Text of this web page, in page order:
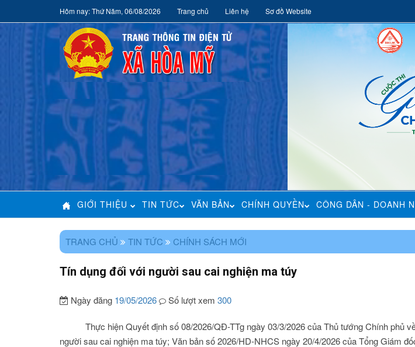
Hôm nay: Thứ Năm, 06/08/2026 Trang chủ Liên hệ Sơ đồ Website
GIỚI THIỆU TIN TỨC VĂN BẢN CHÍNH QUYỀN CÔNG DÂN - DOANH
TRANG CHỦ TIN TỨC CHÍNH SÁCH MỚI
Tín dụng đối với người sau cai nghiện ma túy
Ngày đăng 19/05/2026 Số lượt xem 300
Thực hiện Quyết định số 08/2026/QĐ-TTg ngày 03/3/2026 của Thủ tướng Chính phủ
người sau cai nghiện ma túy; Văn bản số 2026/HD-NHCS ngày 20/4/2026 của Tổng Giám